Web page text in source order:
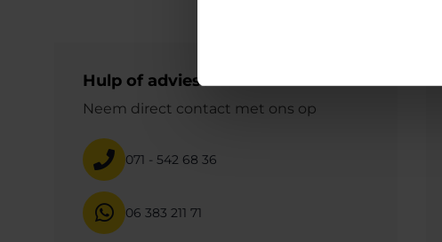
Hulp of advies?
Neem direct contact met ons op
071 - 542 68 36
06 383 211 71